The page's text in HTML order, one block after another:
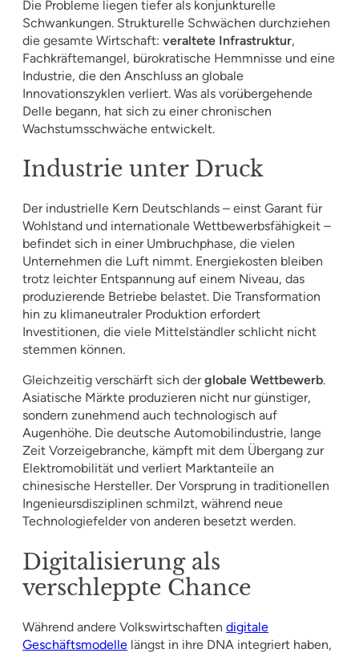
Die Probleme liegen tiefer als konjunkturelle
Schwankungen. Strukturelle Schwächen durchziehen
die gesamte Wirtschaft: veraltete Infrastruktur,
Fachkräftemangel, bürokratische Hemmnisse und eine
Industrie, die den Anschluss an globale
Innovationszyklen verliert. Was als vorübergehende
Delle begann, hat sich zu einer chronischen
Wachstumsschwäche entwickelt.
Industrie unter Druck
Der industrielle Kern Deutschlands – einst Garant für
Wohlstand und internationale Wettbewerbsfähigkeit –
befindet sich in einer Umbruchphase, die vielen
Unternehmen die Luft nimmt. Energiekosten bleiben
trotz leichter Entspannung auf einem Niveau, das
produzierende Betriebe belastet. Die Transformation
hin zu klimaneutraler Produktion erfordert
Investitionen, die viele Mittelständler schlicht nicht
stemmen können.
Gleichzeitig verschärft sich derglobale Wettbewerb.
Asiatische Märkte produzieren nicht nur günstiger,
sondern zunehmend auch technologisch auf
Augenhöhe. Die deutsche Automobilindustrie, lange
Zeit Vorzeigebranche, kämpft mit dem Übergang zur
Elektromobilität und verliert Marktanteile an
chinesische Hersteller. Der Vorsprung in traditionellen
Ingenieursdisziplinen schmilzt, während neue
Technologiefelder von anderen besetzt werden.
Digitalisierung als
verschleppte Chance
Während andere Volkswirtschaften digitale
Geschäftsmodelle längst in ihre DNA integriert haben,